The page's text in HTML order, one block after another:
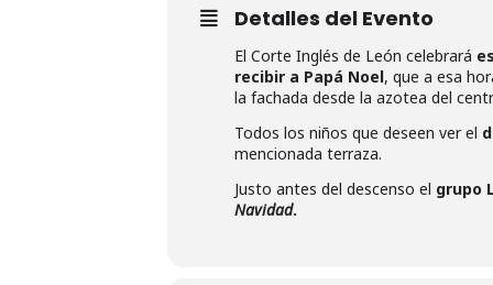
Detalles del Evento
El Corte Inglés de León celebrará
recibir a Papá Noel, que a esa
la fachada desde la azotea del
Todos los niños que deseen ver el
mencionada terraza.
Justo antes del descenso el grupo
Navidad.